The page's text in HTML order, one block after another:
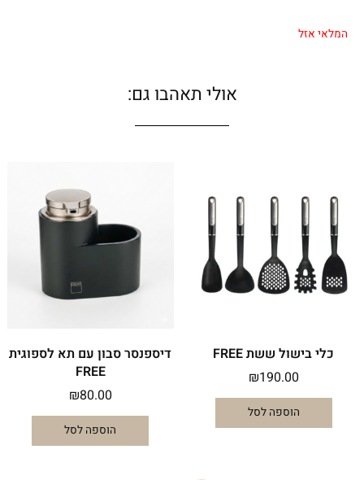
המלאי אזל
אולי תאהבו גם:
כלי בישול ששת FREE
₪190.00
הוספה לסל
דיספנסר סבון עם תא לספוגית
FREE
₪80.00
הוספה לסל